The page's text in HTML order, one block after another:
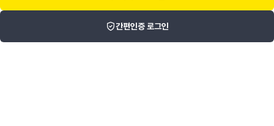
간편인증 로그인